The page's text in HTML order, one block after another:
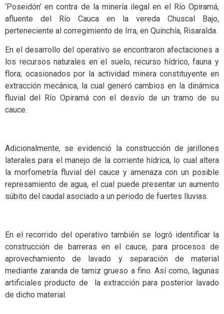
‘Poseidón’ en contra de la minería ilegal en el Río Opiramá,
afluente del Río Cauca en la vereda Chuscal Bajo,
perteneciente al corregimiento de Irra, en Quinchía, Risaralda.
En el desarrollo del operativo se encontraron afectaciones a
los recursos naturales en el suelo, recurso hídrico, fauna y
flora; ocasionados por la actividad minera constituyente en
extracción mecánica, la cual generó cambios en la dinámica
fluvial del Río Opiramá con el desvío de un tramo de su
cauce.
Adicionalmente, se evidenció la construcción de jarillones
laterales para el manejo de la corriente hídrica, lo cual altera
la morfometría fluvial del cauce y amenaza con un posible
represamiento de agua, el cual puede presentar un aumento
súbito del caudal asociado a un periodo de fuertes lluvias.
En el recorrido del operativo también se logró identificar la
construcción de barreras en el cauce, para procesos de
aprovechamiento de lavado y separación de material
mediante zaranda de tamiz grueso a fino. Así como, lagunas
artificiales producto de la extracción para posterior lavado
de dicho material.